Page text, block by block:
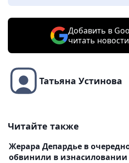
Добавить в
читать
Татьяна Устинова
Читайте также
Жерара Депардье в
обвинили в изнасиловании